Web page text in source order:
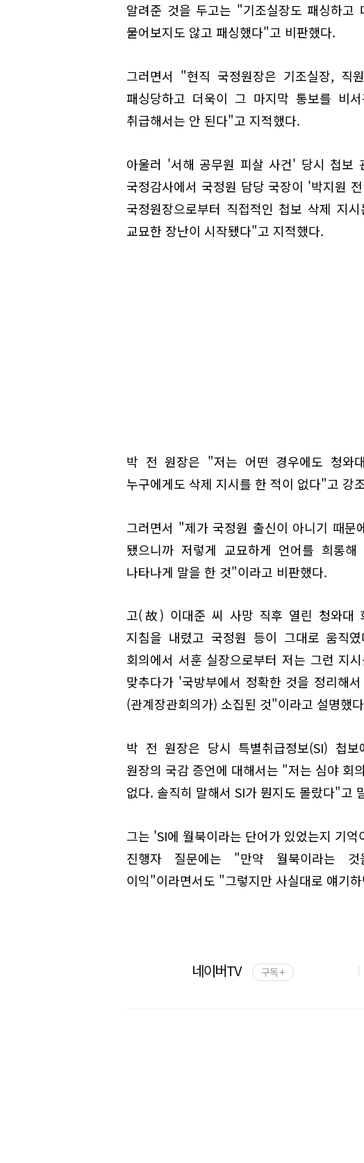
알려준 것을 두고는 "기조실장도 패싱하고
물어보지도 않고 패싱했다"고 비판했다.
그러면서 "현직 국정원장은 기조실장, 직
패싱당하고 더욱이 그 마지막 통보를 비
취급해서는 안 된다"고 지적했다.
아울러 '서해 공무원 피살 사건' 당시 첩보
국정감사에서 국정원 담당 국장이 '박지원
국정원장으로부터 직접적인 첩보 삭제 지
교묘한 장난이 시작됐다"고 지적했다.
박 전 원장은 "저는 어떤 경우에도 청와
누구에게도 삭제 지시를 한 적이 없다"고 강
그러면서 "제가 국정원 출신이 아니기 때
됐으니까 저렇게 교묘하게 언어를 희롱
나타나게 말을 한 것"이라고 비판했다.
고(故) 이대준 씨 사망 직후 열린 청와대
지침을 내렸고 국정원 등이 그대로 움직
회의에서 서훈 실장으로부터 저는 그런 지
맞추다가 '국방부에서 정확한 것을 정리해
(관계장관회의가) 소집된 것"이라고 설명했
박 전 원장은 당시 특별취급정보(SI) 첩
원장의 국감 증언에 대해서는 "저는 심야 회
없다. 솔직히 말해서 SI가 뭔지도 몰랐다"고
그는 'SI에 월북이라는 단어가 있었는지 기
진행자 질문에는 "만약 월북이라는
이익"이라면서도 "그렇지만 사실대로 얘기
네이버TV 구독 +